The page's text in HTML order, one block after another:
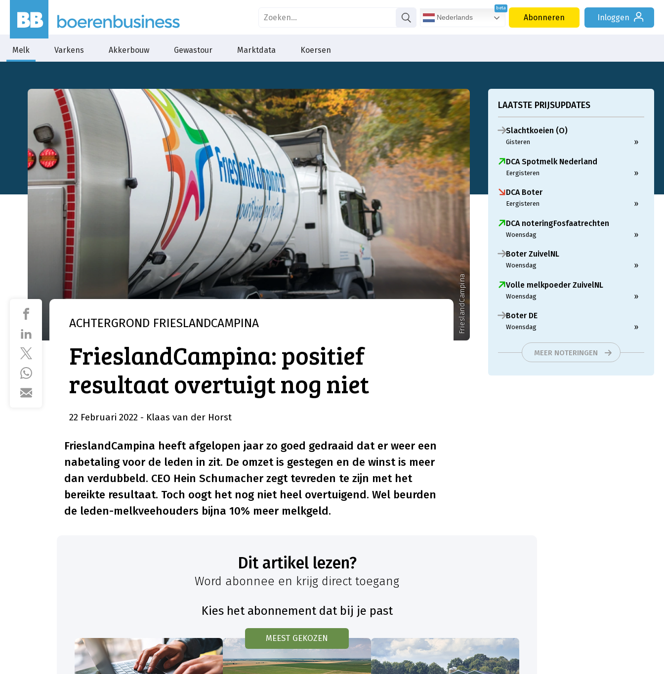
Nederlands Abonneren Inloggen
Melk Varkens Akkerbouw Gewastour Marktdata Koersen
FrieslandCampina
ACHTERGROND FRIESLANDCAMPINA
FrieslandCampina: positief
resultaat overtuigt nog niet
22 Februari 2022 - Klaas van der Horst
FrieslandCampina heeft afgelopen jaar zo goed gedraaid dat er weer een
nabetaling voor de leden in zit. De omzet is gestegen en de winst is meer
dan verdubbeld. CEO Hein Schumacher zegt tevreden te zijn met het
bereikte resultaat. Toch oogt het nog niet heel overtuigend. Wel beurden
de leden-melkveehouders bijna 10% meer melkgeld.
LAATSTE PRIJSUPDATES
Slachtkoeien (O)
Gisteren »
DCA Spotmelk Nederland
Eergisteren »
DCA Boter
Eergisteren »
DCA noteringFosfaatrechten
Woensdag »
Boter ZuivelNL
Woensdag »
Volle melkpoeder ZuivelNL
Woensdag »
Boter DE
Woensdag »
MEER NOTERINGEN
Dit artikel lezen?
Word abonnee en krijg direct toegang
Kies het abonnement dat bij je past
MEEST GEKOZEN